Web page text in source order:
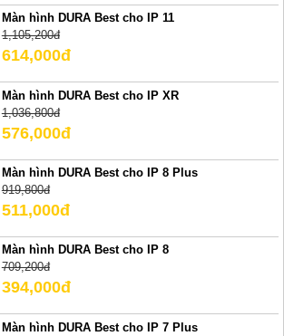
Màn hình DURA Best cho IP 11
1,105,200đ
614,000đ
Màn hình DURA Best cho IP XR
1,036,800đ
576,000đ
Màn hình DURA Best cho IP 8 Plus
919,800đ
511,000đ
Màn hình DURA Best cho IP 8
709,200đ
394,000đ
Màn hình DURA Best cho IP 7 Plus